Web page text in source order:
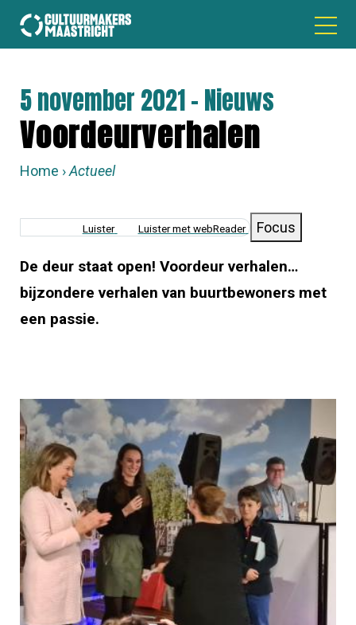
5 november 2021 - Nieuws
Voordeurverhalen
KRUIMELPAD
Home Actueel
Luister Luister met webReader Focus
De deur staat open! Voordeur verhalen…
bijzondere verhalen van buurtbewoners met
een passie.